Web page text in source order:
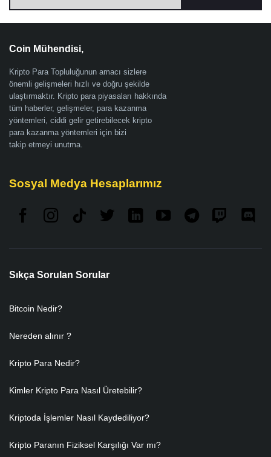
Coin Mühendisi,
Kripto Para Topluluğunun amacı sizlere
önemli gelişmeleri hızlı ve doğru şekilde
ulaştırmaktır. Kripto para piyasaları hakkında
tüm haberler, gelişmeler, para kazanma
yöntemleri, ciddi gelir getirebilecek kripto
para kazanma yöntemleri için bizi
takip etmeyi unutma.
Sosyal Medya Hesaplarımız
Sıkça Sorulan Sorular
Bitcoin Nedir?
Nereden alınır ?
Kripto Para Nedir?
Kimler Kripto Para Nasıl Üretebilir?
Kriptoda İşlemler Nasıl Kaydediliyor?
Kripto Paranın Fiziksel Karşılığı Var mı?